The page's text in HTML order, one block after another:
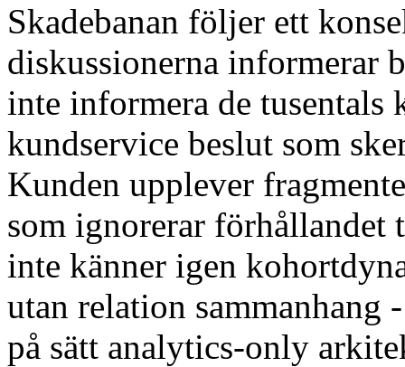
Skadebanan följer ett
diskussionerna informerar
inte informera de
kundservice beslut som
Kunden upplever
som ignorerar
inte känner igen
utan relation sammanhang
på sätt analytics-only